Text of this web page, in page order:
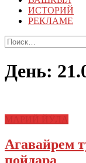
ИСТОРИЙ
РЕКЛАМЕ
Найти:
День:
Агавайрем